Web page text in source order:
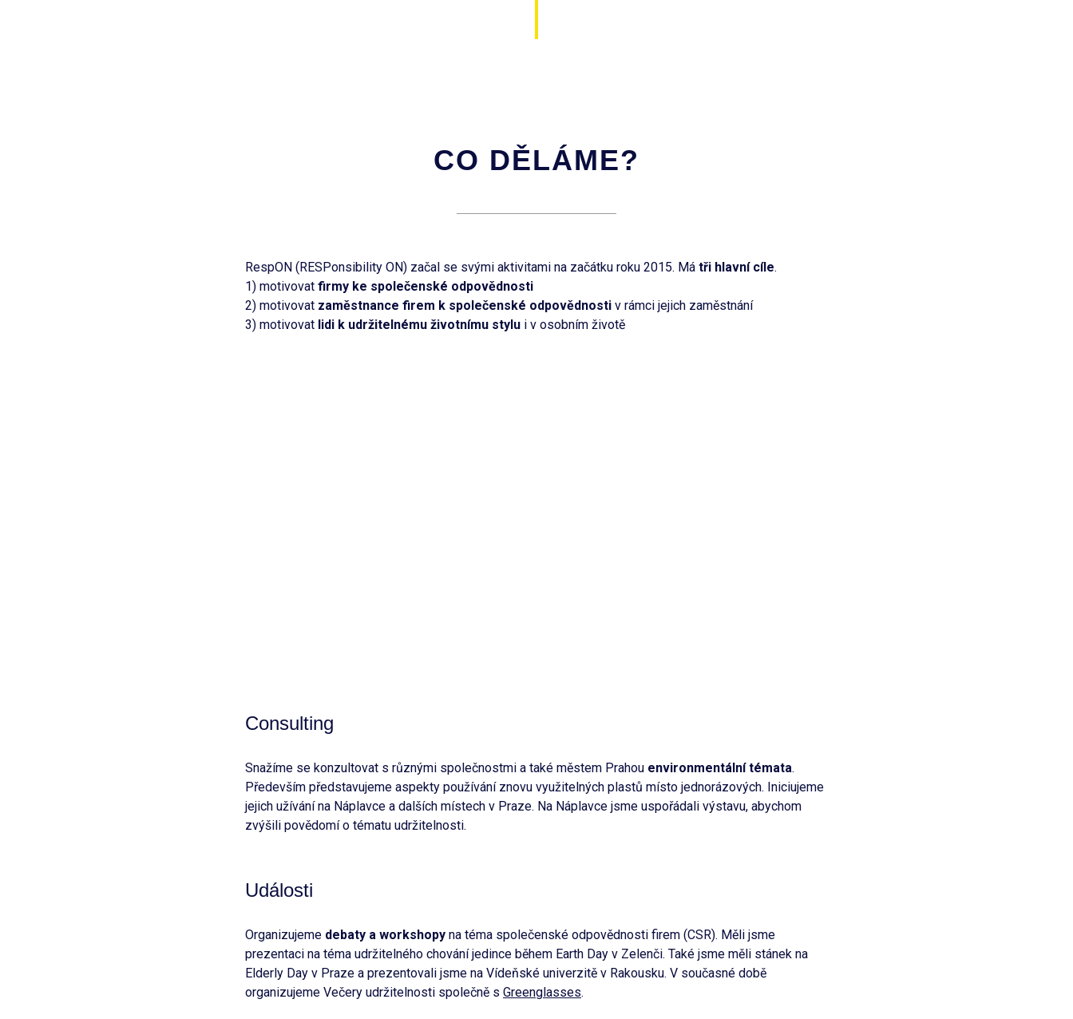
CO DĚLÁME?
RespON (RESPonsibility ON) začal se svými aktivitami na začátku roku 2015. Má tři hlavní cíle.
1) motivovat firmy ke společenské odpovědnosti
2) motivovat zaměstnance firem k společenské odpovědnosti v rámci jejich zaměstnání
3) motivovat lidi k udržitelnému životnímu stylu i v osobním životě
Consulting
Snažíme se konzultovat s různými společnostmi a také městem Prahou environmentální témata.
Především představujeme aspekty používání znovu využitelných plastů místo jednorázových. Iniciujeme
jejich užívání na Náplavce a dalších místech v Praze. Na Náplavce jsme uspořádali výstavu, abychom
zvýšili povědomí o tématu udržitelnosti.
Události
Organizujeme debaty a workshopy na téma společenské odpovědnosti firem (CSR). Měli jsme
prezentaci na téma udržitelného chování jedince během Earth Day v Zelenči. Také jsme měli stánek na
Elderly Day v Praze a prezentovali jsme na Vídeňské univerzitě v Rakousku. V současné době
organizujeme Večery udržitelnosti společně s Greenglasses.